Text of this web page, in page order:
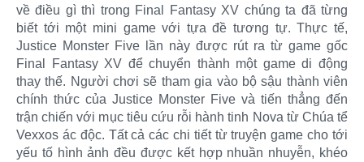
về điều gì thì trong Final Fantasy XV chúng ta đã từng
biết tới một mini game với tựa đề tương tự. Thực tế,
Justice Monster Five lần này được rút ra từ game gốc
Final Fantasy XV để chuyển thành một game di động
thay thế. Người chơi sẽ tham gia vào bộ sậu thành viên
chính thức của Justice Monster Five và tiến thẳng đến
trận chiến với mục tiêu cứu rỗi hành tinh Nova từ Chúa tể
Vexxos ác độc. Tất cả các chi tiết từ truyện game cho tới
yếu tố hình ảnh đều được kết hợp nhuần nhuyễn, khéo